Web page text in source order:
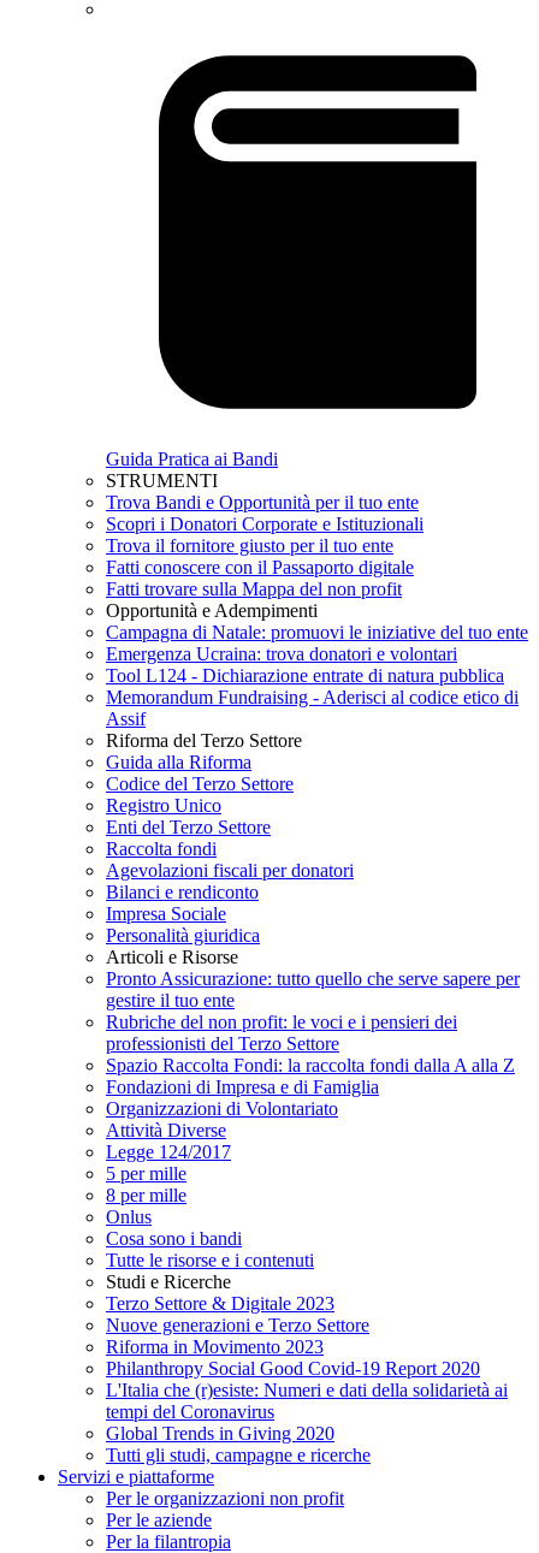
Guida Pratica ai Bandi
STRUMENTI
Trova Bandi e Opportunità per il tuo ente
Scopri i Donatori Corporate e Istituzionali
Trova il fornitore giusto per il tuo ente
Fatti conoscere con il Passaporto digitale
Fatti trovare sulla Mappa del non profit
Opportunità e Adempimenti
Campagna di Natale: promuovi le iniziative del tuo ente
Emergenza Ucraina: trova donatori e volontari
Tool L124 - Dichiarazione entrate di natura pubblica
Memorandum Fundraising - Aderisci al codice etico di
Assif
Riforma del Terzo Settore
Guida alla Riforma
Codice del Terzo Settore
Registro Unico
Enti del Terzo Settore
Raccolta fondi
Agevolazioni fiscali per donatori
Bilanci e rendiconto
Impresa Sociale
Personalità giuridica
Articoli e Risorse
Pronto Assicurazione: tutto quello che serve sapere per
gestire il tuo ente
Rubriche del non profit: le voci e i pensieri dei
professionisti del Terzo Settore
Spazio Raccolta Fondi: la raccolta fondi dalla A alla Z
Fondazioni di Impresa e di Famiglia
Organizzazioni di Volontariato
Attività Diverse
Legge 124/2017
5 per mille
8 per mille
Onlus
Cosa sono i bandi
Tutte le risorse e i contenuti
Studi e Ricerche
Terzo Settore & Digitale 2023
Nuove generazioni e Terzo Settore
Riforma in Movimento 2023
Philanthropy Social Good Covid-19 Report 2020
L'Italia che (r)esiste: Numeri e dati della solidarietà ai
tempi del Coronavirus
Global Trends in Giving 2020
Tutti gli studi, campagne e ricerche
Servizi e piattaforme
Per le organizzazioni non profit
Per le aziende
Per la filantropia